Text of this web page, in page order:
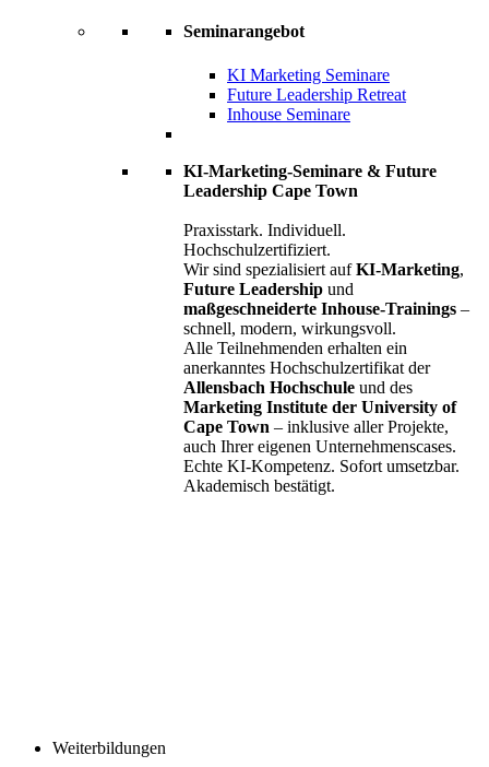
Seminarangebot
KI Marketing Seminare
Future Leadership Retreat
Inhouse Seminare
KI-Marketing-Seminare & Future
Leadership Cape Town
Praxisstark. Individuell.
Hochschulzertifiziert.
Wir sind spezialisiert aufKI-Marketing,
Future Leadership und
maßgeschneiderte Inhouse-Trainings –
schnell, modern, wirkungsvoll.
Alle Teilnehmenden erhalten ein
anerkanntes Hochschulzertifikat der
Allensbach Hochschule und des
Marketing Institute der University of
Cape Town – inklusive aller Projekte,
auch Ihrer eigenen Unternehmenscases.
Echte KI-Kompetenz. Sofort umsetzbar.
Akademisch bestätigt.
Weiterbildungen